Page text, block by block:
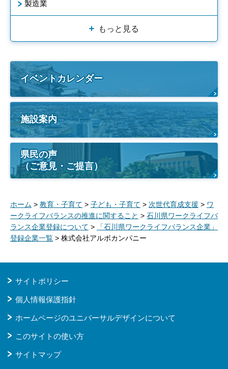
製造業
もっと見る
イベントカレンダー
施設案内
県民の声
（ご意見・ご提言）
ホーム > 教育・子育て > 子ども・子育て > 次世代育成支援 > ワ
ークライフバランスの推進に関すること > 石川県ワークライフバ
ランス企業登録について >
「石川県ワークライフバランス企業」
登録企業一覧 > 株式会社アルボカンパニー
サイトポリシー
個人情報保護指針
ホームページのユニバーサルデザインについて
このサイトの使い方
サイトマップ